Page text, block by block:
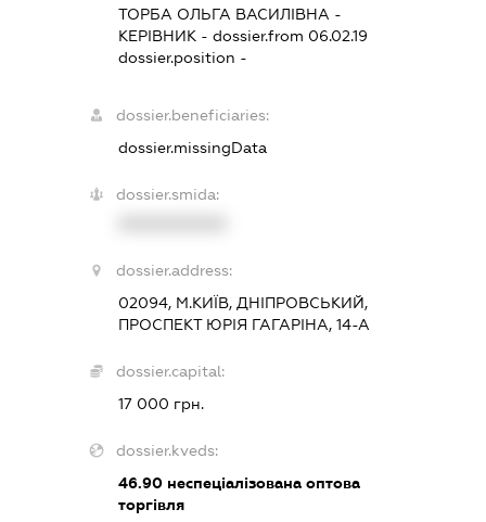
ТОРБА ОЛЬГА ВАСИЛІВНА -
КЕРІВНИК - dossier.from 06.02.19
dossier.position -
dossier.beneficiaries:
dossier.missingData
dossier.smida:
dossier.address:
02094, М.КИЇВ, ДНІПРОВСЬКИЙ,
ПРОСПЕКТ ЮРІЯ ГАГАРІНА, 14-А
dossier.capital:
17 000 грн.
dossier.kveds:
46.90неспеціалізована оптова
торгівля